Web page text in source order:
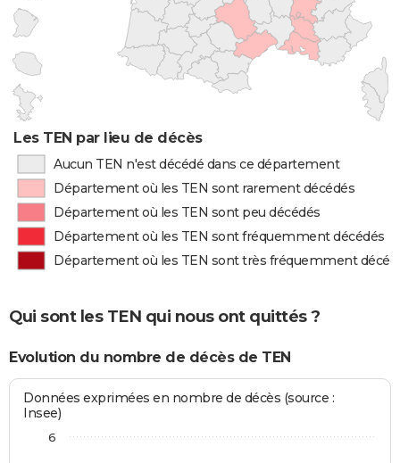
Les TEN par lieu de décès
Aucun TEN n'est décédé dans ce département
Département où les TEN sont rarement décédés
Département où les TEN sont peu décédés
Département où les TEN sont fréquemment décédés
Département où les TEN sont très fréquemment
Qui sont les TEN qui nous ont quittés ?
Evolution du nombre de décès de TEN
Données exprimées en nombre de décès (source :
Insee)
6